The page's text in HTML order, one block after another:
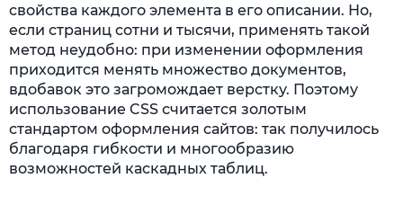
свойства каждого элемента в его описании. Но,
если страниц сотни и тысячи, применять такой
метод неудобно: при изменении оформления
приходится менять множество документов,
вдобавок это загромождает верстку. Поэтому
использование CSS считается золотым
стандартом оформления сайтов: так получилось
благодаря гибкости и многообразию
возможностей каскадных таблиц.